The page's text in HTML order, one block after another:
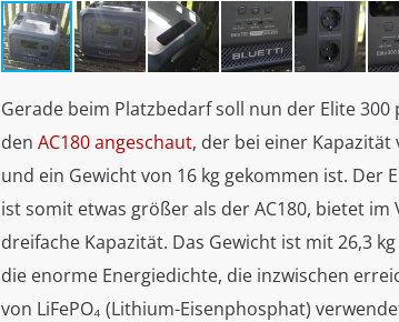
Gerade beim Platzbedarf soll nun der Elite
den AC180 angeschaut, der bei einer Kapazität
und ein Gewicht von 16 kg gekommen ist. Der
ist somit etwas größer als der AC180, bietet
dreifache Kapazität. Das Gewicht ist mit 26,3
die enorme Energiedichte, die inzwischen
von LiFePO₄ (Lithium-Eisenphosphat)